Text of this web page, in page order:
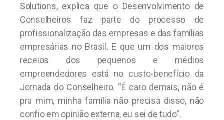
Solutions, explica que o Desenvolvimento de
Conselheiros faz parte do processo de
profissionalização das empresas e das famílias
empresárias no Brasil. E que um dos maiores
receios dos pequenos e médios
empreendedores está no custo-benefício da
Jornada do Conselheiro. “É caro demais, não é
pra mim, minha família não precisa disso, não
confio em opinião externa, eu sei de tudo”.